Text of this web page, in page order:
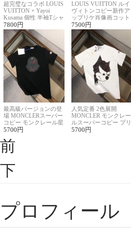
超完璧なコラボ LOUIS
VUITTON × Yayoi
Kusama 個性 半袖Tシャ
ツコピー男女兼用
7800 円
LOUIS VUITTON ルイ
ヴィトンコピー新作ア
ップリケ肖像画コット
ンニット半袖Tシャツ
7500 円
最高級バージョンの登
場 MONCLERスーパー
コピー モンクレール星
座半袖Tシャツ
5700 円
人気定番 2色展開
MONCLER モンクレー
ルスーパーコピー プリ
ント半袖Tシャツ
5700 円
前
下
プロフィール